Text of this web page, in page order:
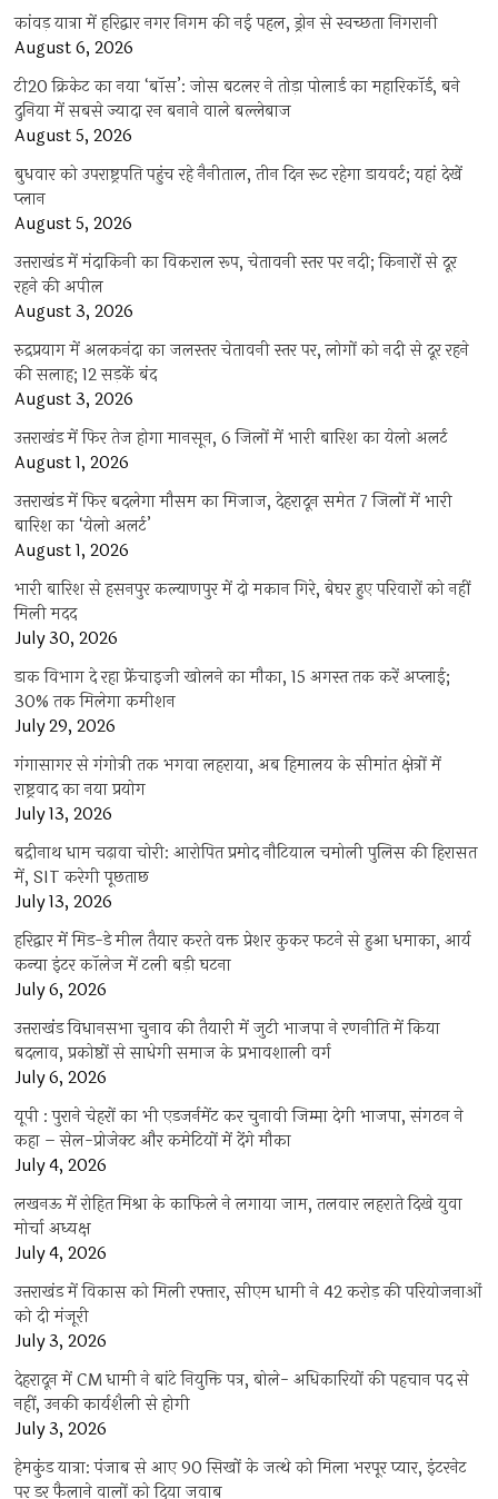
कांवड़ यात्रा में हरिद्वार नगर निगम की नई पहल, ड्रोन से स्वच्छता निगरानी
August 6, 2026
टी20 क्रिकेट का नया ‘बॉस’: जोस बटलर ने तोड़ा पोलार्ड का महारिकॉर्ड, बने
दुनिया में सबसे ज्यादा रन बनाने वाले बल्लेबाज
August 5, 2026
बुधवार को उपराष्ट्रपति पहुंच रहे नैनीताल, तीन दिन रूट रहेगा डायवर्ट; यहां देखें
प्‍लान
August 5, 2026
उत्तराखंड में मंदाकिनी का विकराल रूप, चेतावनी स्तर पर नदी; किनारों से दूर
रहने की अपील
August 3, 2026
रुद्रप्रयाग में अलकनंदा का जलस्तर चेतावनी स्तर पर, लोगों को नदी से दूर रहने
की सलाह; 12 सड़कें बंद
August 3, 2026
उत्तराखंड में फिर तेज होगा मानसून, 6 जिलों में भारी बारिश का येलो अलर्ट
August 1, 2026
उत्तराखंड में फिर बदलेगा मौसम का मिजाज, देहरादून समेत 7 जिलों में भारी
बारिश का ‘येलो अलर्ट’
August 1, 2026
भारी बारिश से हसनपुर कल्याणपुर में दो मकान गिरे, बेघर हुए परिवारों को नहीं
मिली मदद
July 30, 2026
डाक विभाग दे रहा फ्रेंचाइजी खोलने का मौका, 15 अगस्त तक करें अप्लाई;
30% तक मिलेगा कमीशन
July 29, 2026
गंगासागर से गंगोत्री तक भगवा लहराया, अब हिमालय के सीमांत क्षेत्रों में
राष्ट्रवाद का नया प्रयोग
July 13, 2026
बद्रीनाथ धाम चढ़ावा चोरी: आरोपित प्रमोद नौटियाल चमोली पुलिस की हिरासत
में, SIT करेगी पूछताछ
July 13, 2026
हरिद्वार में मिड-डे मील तैयार करते वक्त प्रेशर कुकर फटने से हुआ धमाका, आर्य
कन्या इंटर कॉलेज में टली बड़ी घटना
July 6, 2026
उत्तराखंंड विधानसभा चुनाव की तैयारी में जुटी भाजपा ने रणनीति में किया
बदलाव, प्रकोष्ठों से साधेगी समाज के प्रभावशाली वर्ग
July 6, 2026
यूपी : पुराने चेहरों का भी एडजर्नमेंट कर चुनावी जिम्मा देगी भाजपा, संगठन ने
कहा – सेल-प्रोजेक्ट और कमेटियों में देंगे मौका
July 4, 2026
लखनऊ में रोहित मिश्रा के काफिले ने लगाया जाम, तलवार लहराते दिखे युवा
मोर्चा अध्यक्ष
July 4, 2026
उत्तराखंड में विकास को मिली रफ्तार, सीएम धामी ने 42 करोड़ की परियोजनाओं
को दी मंजूरी
July 3, 2026
देहरादून में CM धामी ने बांटे नियुक्ति पत्र, बोले- अधिकारियों की पहचान पद से
नहीं, उनकी कार्यशैली से होगी
July 3, 2026
हेमकुंड यात्रा: पंजाब से आए 90 सिखों के जत्थे को मिला भरपूर प्यार, इंटरनेट
पर डर फैलाने वालों को दिया जवाब